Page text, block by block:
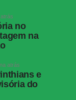
no
na
atrás
e
do